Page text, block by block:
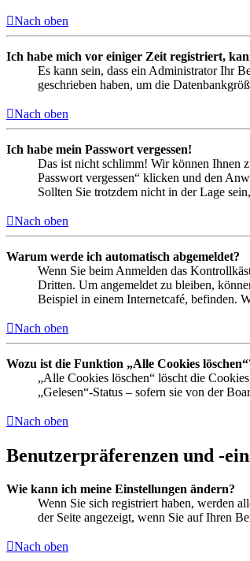
Nach oben
Ich habe mich vor einiger Zeit registriert,
Es kann sein, dass ein Administrator Ihr
geschrieben haben, um die
Nach oben
Ich habe mein Passwort vergessen!
Das ist nicht schlimm! Wir können Ihnen
Passwort vergessen“ klicken und den
Sollten Sie trotzdem nicht in der Lage
Nach oben
Warum werde ich automatisch abgemeldet?
Wenn Sie beim Anmelden das
Dritten. Um angemeldet zu bleiben,
Beispiel in einem Internetcafé, befinden.
Nach oben
Wozu ist die Funktion „Alle Cookies
„Alle Cookies löschen“ löscht die
„Gelesen“-Status – sofern sie von der
Nach oben
Benutzerpräferenzen und -
Wie kann ich meine Einstellungen ändern?
Wenn Sie sich registriert haben, werden
der Seite angezeigt, wenn Sie auf Ihren
Nach oben